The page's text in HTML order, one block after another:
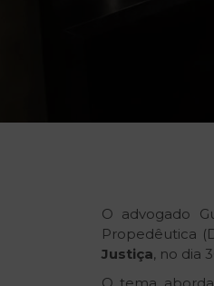
O advogado
Propedêutica
Justiça, no dia
O tema